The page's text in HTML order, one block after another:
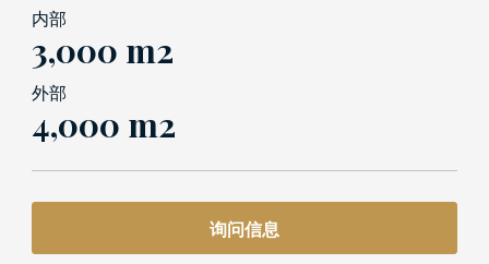
内部
3,000 m2
外部
4,000 m2
询问信息